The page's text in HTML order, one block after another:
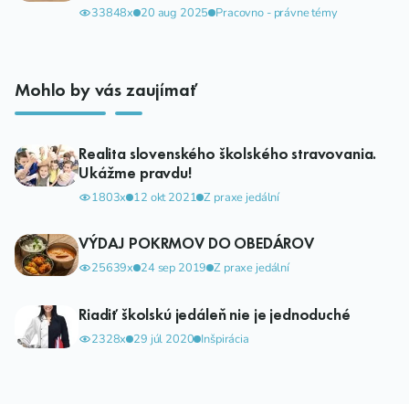
33848x 20 aug 2025 Pracovno - právne témy
Mohlo by vás zaujímať
Realita slovenského školského stravovania.
Ukážme pravdu!
1803x 12 okt 2021 Z praxe jedální
VÝDAJ POKRMOV DO OBEDÁROV
25639x 24 sep 2019 Z praxe jedální
Riadiť školskú jedáleň nie je jednoduché
2328x 29 júl 2020 Inšpirácia